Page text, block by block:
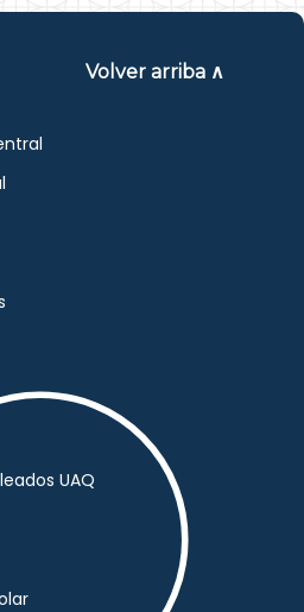
Volver arriba ∧
UAQ